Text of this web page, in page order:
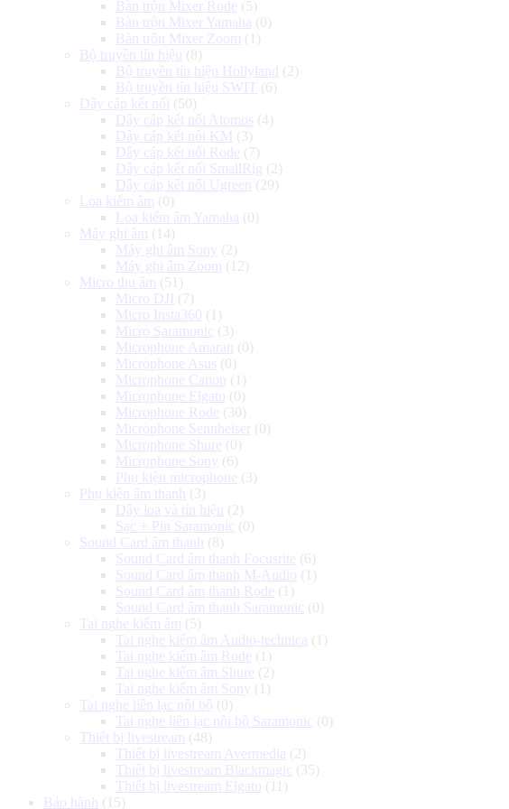
Bàn trộn Mixer Rode (5)
Bàn trộn Mixer Yamaha (0)
Bàn trộn Mixer Zoom (1)
Bộ truyền tín hiệu
(8)
Bộ truyền tín hiệu Hollyland
(2)
Bộ truyền tín hiệu SWIT (6)
Dây cáp kết nối (50)
Dây cáp kết nối Atomos (4)
Dây cáp kết nối KM (3)
Dây cáp kết nối Rode (7)
Dây cáp kết nối SmallRig (2)
Dây cáp kết nối Ugreen
(29)
Loa kiểm âm (0)
Loa kiểm âm Yamaha (0)
Máy ghi âm (14)
Máy ghi âm Sony (2)
Máy ghi âm Zoom (12)
Micro thu âm (51)
Micro DJI (7)
Micro Insta360 (1)
Micro Saramonic (3)
Microphone Amaran
(0)
Microphone Asus (0)
Microphone Canon
(1)
Microphone Elgato (0)
Microphone Rode (30)
Microphone Sennheiser
(0)
Microphone Shure (0)
Microphone Sony (6)
Phụ kiện microphone (3)
Phụ kiện âm thanh
(3)
Dây loa và tín hiệu
(2)
Sạc + Pin Saramonic (0)
Sound Card âm thanh
(8)
Sound Card âm thanh Focusrite (6)
Sound Card âm thanh M-Audio (1)
Sound Card âm thanh Rode (1)
Sound Card âm thanh Saramonic (0)
Tai nghe kiểm âm (5)
Tai nghe kiểm âm Audio-technica (1)
Tai nghe kiểm âm Rode (1)
Tai nghe kiểm âm Shure (2)
Tai nghe kiểm âm Sony (1)
Tai nghe liên lạc nội bộ (0)
Tai nghe liên lạc nội bộ Saramonic (0)
Thiết bị livestream (48)
Thiết bị livestream Avermedia (2)
Thiết bị livestream Blackmagic (35)
Thiết bị livestream Elgato (11)
Bảo hành
(15)